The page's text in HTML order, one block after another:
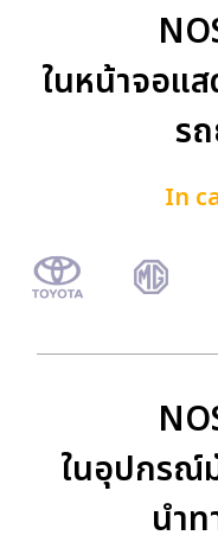
ในหน้าจอแ
ร
In
ในอุปกรณ์
นำ